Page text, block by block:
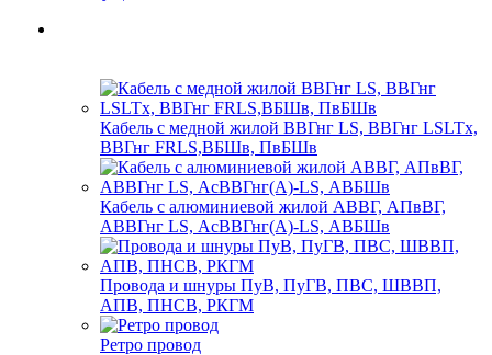
Кабель с медной жилой ВВГнг LS, ВВГнг LSLTx,
ВВГнг FRLS,ВБШв, ПвБШв
Кабель с алюминиевой жилой АВВГ, АПвВГ,
АВВГнг LS, АсВВГнг(А)-LS, АВБШв
Провода и шнуры ПуВ, ПуГВ, ПВС, ШВВП,
АПВ, ПНСВ, РКГМ
Ретро провод